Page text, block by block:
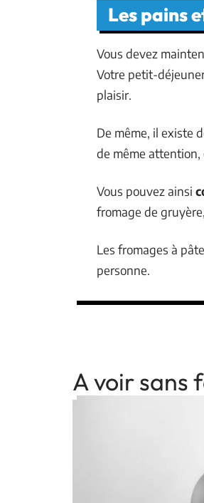
Les pains
Vous devez
Votre petit-
plaisir.
De même, il existe
de même attention,
Vous pouvez ainsi
fromage de
Les fromages à
personne.
A voir sans